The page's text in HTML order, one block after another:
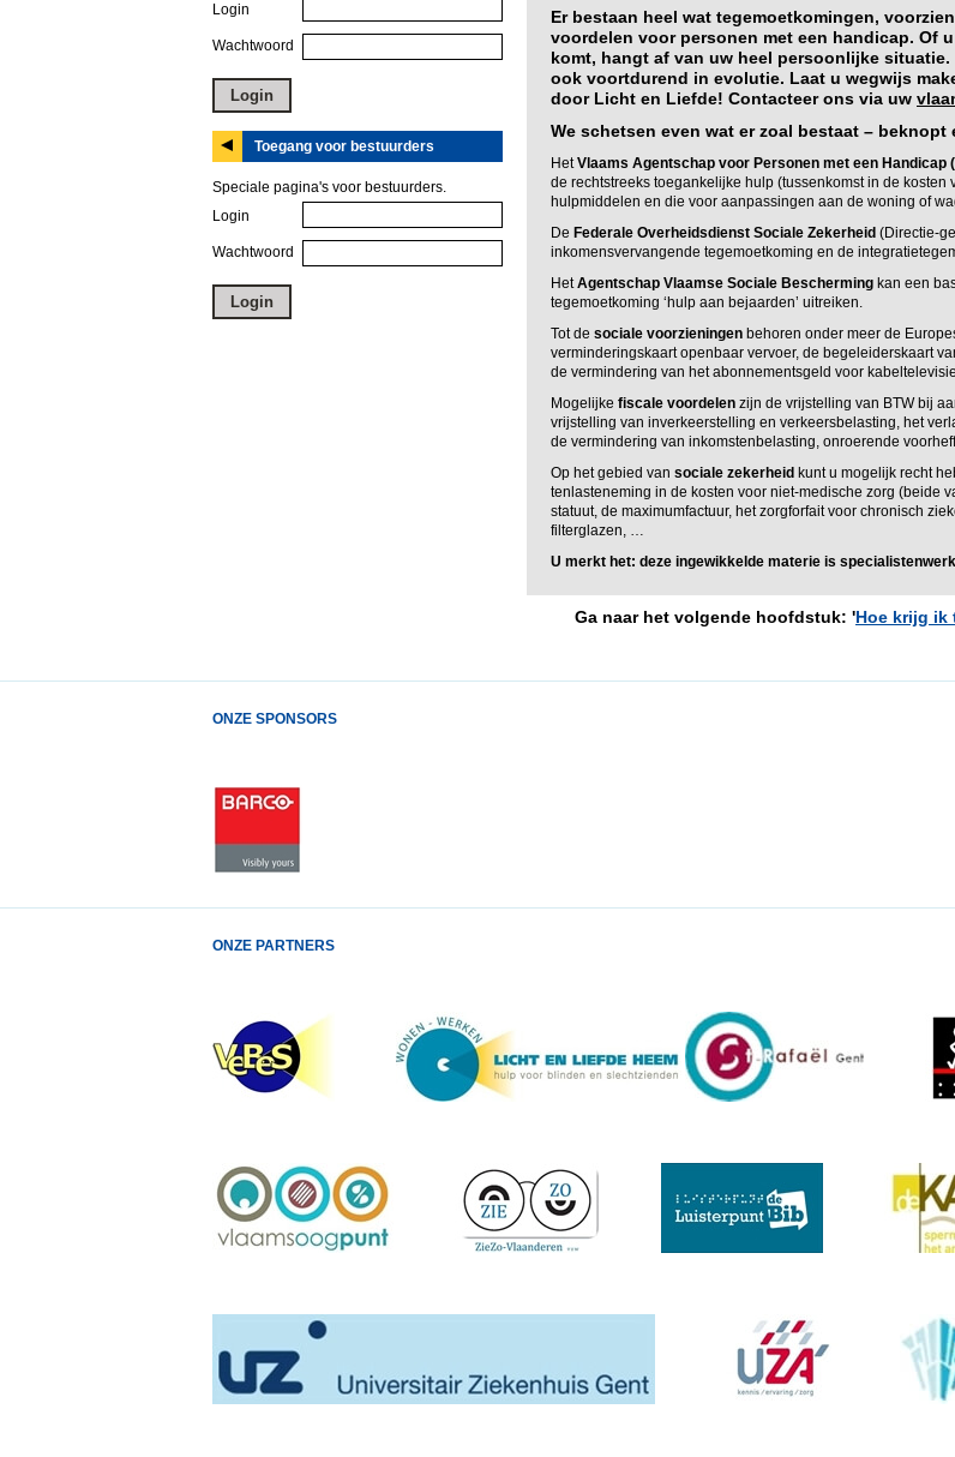
Login
Wachtwoord
Toegang voor bestuurders
Speciale pagina's voor bestuurders.
Login
Wachtwoord
Er bestaan heel wat tegemoetkomingen,
voordelen voor personen met een handicap. Of
komt, hangt af van uw heel persoonlijke situatie.
ook voortdurend in evolutie. Laat u wegwijs
door Licht en Liefde! Contacteer ons via uw
We schetsen even wat er zoal bestaat –
HetVlaams Agentschap voor Personen met een Handicap
de rechtstreeks toegankelijke hulp (tussenkomst in de
hulpmiddelen en die voor aanpassingen aan de woning of
De Federale Overheidsdienst Sociale Zekerheid (Directie-
inkomensvervangende tegemoetkoming en de
HetAgentschap Vlaamse Sociale Bescherming kan een
tegemoetkoming ‘hulp aan bejaarden’ uitreiken.
Tot de sociale voorzieningen behoren onder meer de
verminderingskaart openbaar vervoer, de begeleiderskaart
de vermindering van het abonnementsgeld voor
Mogelijke fiscale voordelen zijn de vrijstelling van BTW bij
vrijstelling van inverkeerstelling en verkeersbelasting, het
de vermindering van inkomstenbelasting, onroerende
Op het gebied van sociale zekerheid kunt u mogelijk recht
tenlasteneming in de kosten voor niet-medische zorg (beide
statuut, de maximumfactuur, het zorgforfait voor chronisch
filterglazen, …
U merkt het: deze ingewikkelde materie is
Ga naar het volgende hoofdstuk: 'Hoe krijg ik
ONZE SPONSORS
ONZE PARTNERS